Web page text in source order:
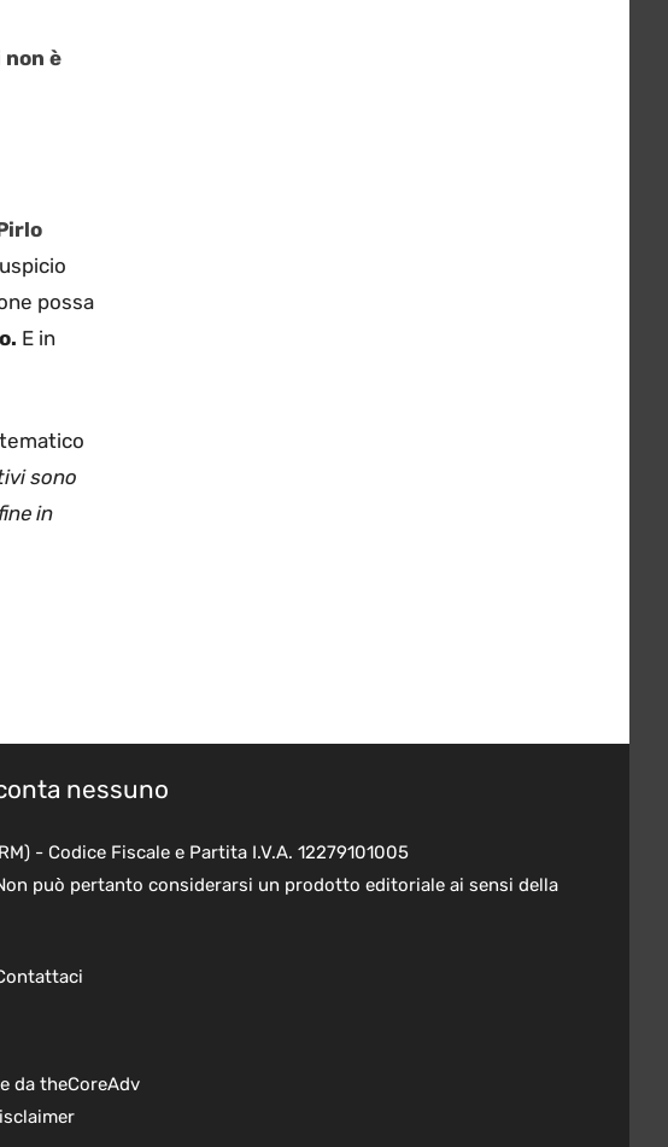
è
possa
E in
sono
in
nessuno
- Codice Fiscale e Partita I.V.A. 12279101005
può pertanto considerarsi un prodotto editoriale ai sensi della
da theCoreAdv